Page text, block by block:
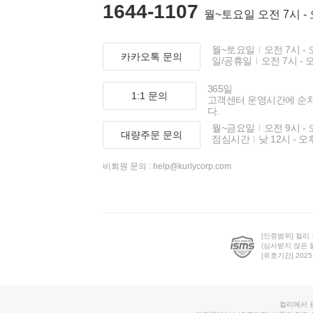
1644-1107 월~토요일 오전 7시 -
카카오톡 문의
월~토요일
오전 7시 -
일/공휴일
오전 7시 -
1:1 문의
365일
고객센터 운영시간에 순
다.
대량주문 문의
월~금요일
오전 9시 -
점심시간
낮 12시 - 오
비회원 문의 : help@kurlycorp.com
[인증범위] 컬리
(심사받지 않은
[유효기간]
컬리에서